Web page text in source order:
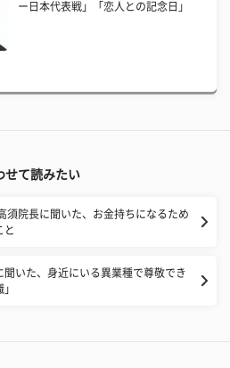
ー日本代表戦」「恋人との記念日」
せて読みたい
須院長に聞いた、お金持ちになるため
と
いた、身近にいる異業種で尊敬でき